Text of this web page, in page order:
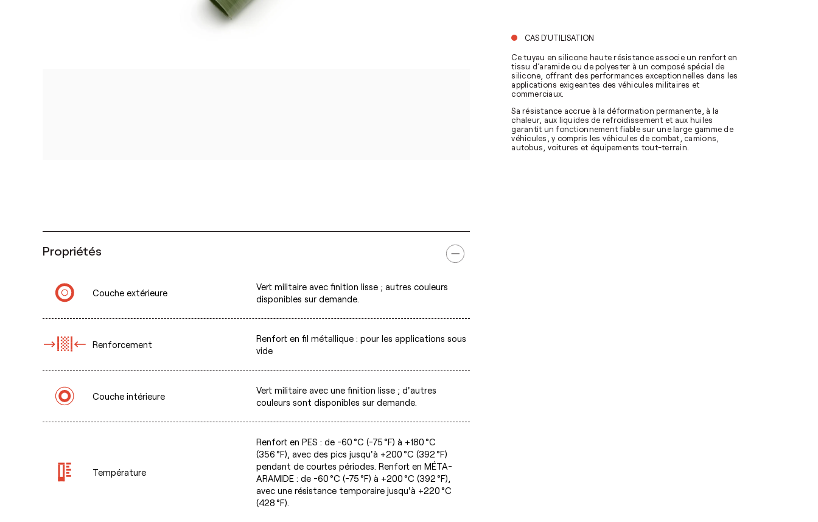
CAS D'UTILISATION
Ce tuyau en silicone haute résistance associe un renfort en
tissu d’aramide ou de polyester à un composé spécial de
silicone, offrant des performances exceptionnelles dans les
applications exigeantes des véhicules militaires et
commerciaux.
Sa résistance accrue à la déformation permanente, à la
chaleur, aux liquides de refroidissement et aux huiles
garantit un fonctionnement fiable sur une large gamme de
véhicules, y compris les véhicules de combat, camions,
autobus, voitures et équipements tout-terrain.
Propriétés
Couche extérieure
Vert militaire avec finition lisse ; autres couleurs
disponibles sur demande.
Renforcement
Renfort en fil métallique : pour les applications sous
vide
Couche intérieure
Vert militaire avec une finition lisse ; d'autres
couleurs sont disponibles sur demande.
Température
Renfort en PES : de -60 °C (-75 °F) à +180 °C
(356 °F), avec des pics jusqu'à +200 °C (392 °F)
pendant de courtes périodes. Renfort en MÉTA-
ARAMIDE : de -60 °C (-75 °F) à +200 °C (392 °F),
avec une résistance temporaire jusqu'à +220 °C
(428 °F).